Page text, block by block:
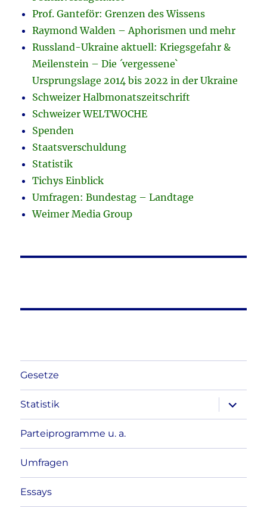
Prof. Ganteför: Grenzen des Wissens
Raymond Walden – Aphorismen und mehr
Russland-Ukraine aktuell: Kriegsgefahr &
Meilenstein – Die ´vergessene`
Ursprungslage 2014 bis 2022 in der Ukraine
Schweizer Halbmonatszeitschrift
Schweizer WELTWOCHE
Spenden
Staatsverschuldung
Statistik
Tichys Einblick
Umfragen: Bundestag – Landtage
Weimer Media Group
Gesetze
Statistik
anzeigen
Parteiprogramme u. a.
Umfragen
Essays